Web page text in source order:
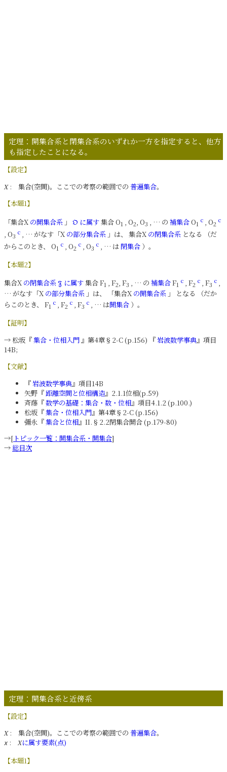
定理：開集合系と閉集合系のいずれか一方を指定すると、他方
も指定したことになる。
【設定】
X: 集合(空間)。ここでの考察の範囲での 普遍集合。
【本題1】
「集合X の開集合系 」 𝔒 に属す 集合 O1 , O2, O3 , … の 補集合O1 c , O2 c
, O3 c , … がなす「X の部分集合系 」は、 集合X の閉集合系
からこのとき、 O1 c , O2 c , O3 c , … は 閉集合 ）。
【本題2】
集合X の閉集合系𝔉 に属す集合 F1 , F2, F3 , … の 補集合F1 c , F2 c , F3 c
… がなす「X の部分集合系 」は、 「集合X の開集合系 」 となる （だか
らこのとき、 F1 c , F2 c , F3 c , … は開集合 ）。
【証明】
→ 松坂『集合・位相入門 』第4章§2-C (p.156) 『岩波数学事典』項目
14B;
【文献】
『岩波数学事典』項目14B
矢野『距離空間と位相構造』2.1.1位相(p.59)
斉藤『数学の基礎：集合・数・位相』項目4.1.2 (p.100.)
松坂『集合・位相入門』第4章§2-C (p.156)
彌永『集合と位相』II.§2.2閉集合開合 (p.179-80)
→[ トピック一覧：開集合系・開集合]
→ 総目次
定理：開集合系と近傍系
【設定】
X: 集合(空間)。ここでの考察の範囲での 普遍集合。
𝑥 : Xに属す要素(点)
【本題1】